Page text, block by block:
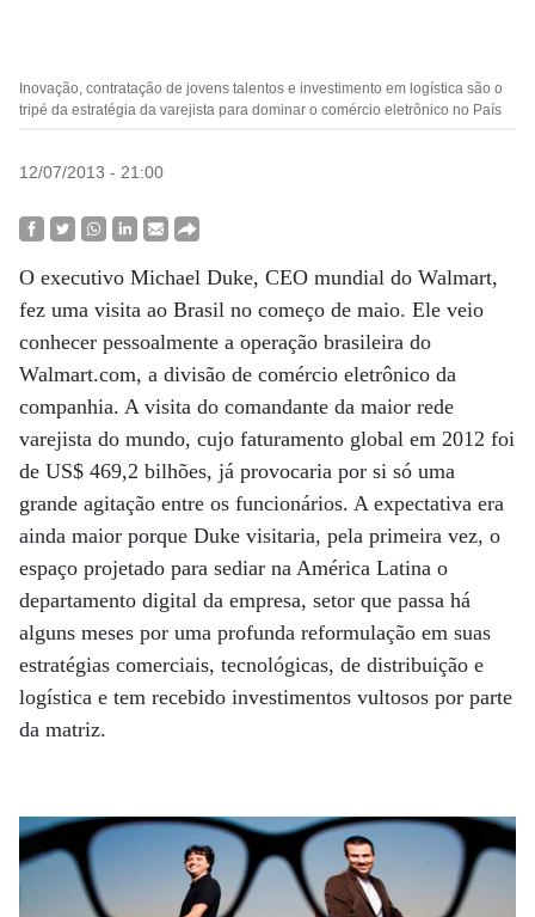
Inovação, contratação de jovens talentos e investimento em logística são o
tripé da estratégia da varejista para dominar o comércio eletrônico no País
12/07/2013 - 21:00
O executivo Michael Duke, CEO mundial do Walmart,
fez uma visita ao Brasil no começo de maio. Ele veio
conhecer pessoalmente a operação brasileira do
Walmart.com, a divisão de comércio eletrônico da
companhia. A visita do comandante da maior rede
varejista do mundo, cujo faturamento global em 2012 foi
de US$ 469,2 bilhões, já provocaria por si só uma
grande agitação entre os funcionários. A expectativa era
ainda maior porque Duke visitaria, pela primeira vez, o
espaço projetado para sediar na América Latina o
departamento digital da empresa, setor que passa há
alguns meses por uma profunda reformulação em suas
estratégias comerciais, tecnológicas, de distribuição e
logística e tem recebido investimentos vultosos por parte
da matriz.